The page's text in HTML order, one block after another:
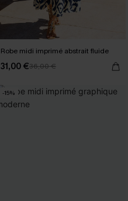
Robe midi imprimé abstrait fluide
31,00 €36,00 €
-15%